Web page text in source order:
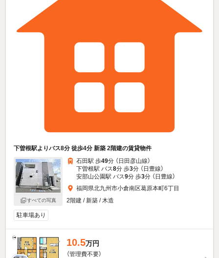
下曽根駅よりバス8分 徒歩4分 新築 2階建の賃貸物件
すべての写真
石田駅 歩49分 （日田彦山線）
下曽根駅 バス8分 歩3分 （日豊線）
安部山公園駅 バス9分 歩3分 （日豊線）
福岡県北九州市小倉南区葛原本町6丁目
2階建 / 新築 / 木造
駐車場あり
10.5万円
（管理費不要）